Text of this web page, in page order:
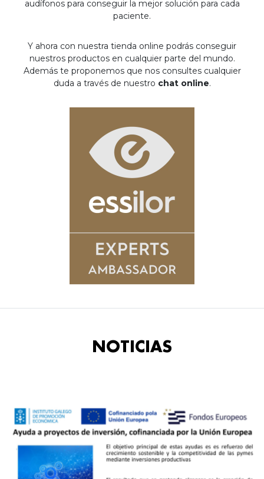
audífonos para conseguir la mejor solución para cada
paciente.
Y ahora con nuestra tienda online podrás conseguir
nuestros productos en cualquier parte del mundo.
Además te proponemos que nos consultes cualquier
duda a través de nuestro chat online.
NOTICIAS